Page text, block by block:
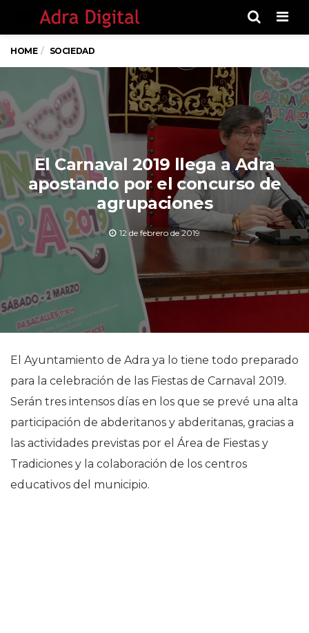
HOME SOCIEDAD
El Carnaval 2019 llega a Adra
apostando por el concurso de
agrupaciones
12 de febrero de 2019
El Ayuntamiento de Adra ya lo tiene todo preparado
para la celebración de las Fiestas de Carnaval 2019.
Serán tres intensos días en los que se prevé una alta
participación de abderitanos y abderitanas, gracias a
las actividades previstas por el Área de Fiestas y
Tradiciones y la colaboración de los centros
educativos del municipio.